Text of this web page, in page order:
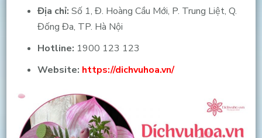
Địa chỉ: Số 1, Đ. Hoàng Cầu Mới, P. Trung Liệt, Q.
Đống Đa, TP. Hà Nội
Hotline: 1900 123 123
Website: https://dichvuhoa.vn/